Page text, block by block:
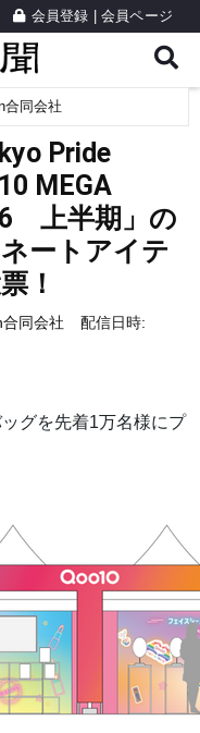
会員登録 会員ページ
合同会社
Pride
MEGA
上半期」の
ートアイテ
！
同会社
配信日時:
グを先着1万名様にプ